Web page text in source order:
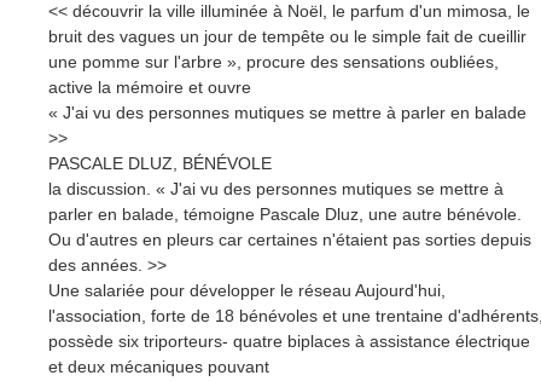
<< découvrir la ville illuminée à Noël, le parfum d'un mimosa, le
bruit des vagues un jour de tempête ou le simple fait de cueillir
une pomme sur l'arbre », procure des sensations oubliées,
active la mémoire et ouvre
« J'ai vu des personnes mutiques se mettre à parler en balade
>>
PASCALE DLUZ, BÉNÉVOLE
la discussion. « J'ai vu des personnes mutiques se mettre à
parler en balade, témoigne Pascale Dluz, une autre bénévole.
Ou d'autres en pleurs car certaines n'étaient pas sorties depuis
des années. >>
Une salariée pour développer le réseau Aujourd'hui,
l'association, forte de 18 bénévoles et une trentaine
possède six triporteurs- quatre biplaces à assistance électrique
et deux mécaniques pouvant